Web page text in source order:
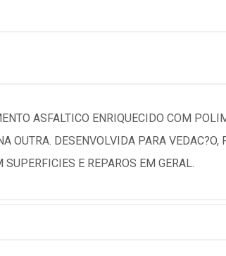
ASFALTICO ENRIQUECIDO COM
OUTRA. DESENVOLVIDA PARA VEDAC?O,
E REPAROS EM GERAL.